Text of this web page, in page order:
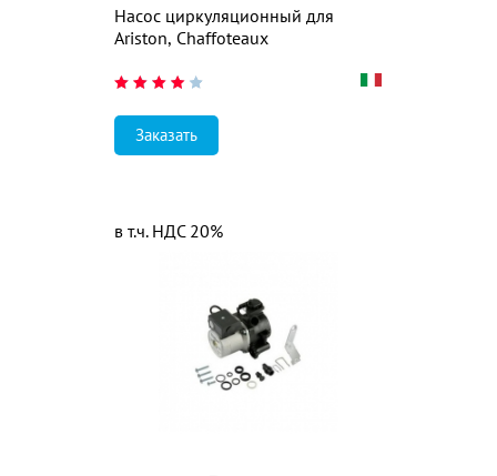
Насос циркуляционный для
Ariston, Chaffoteaux
Заказать
в т.ч. НДС 20%